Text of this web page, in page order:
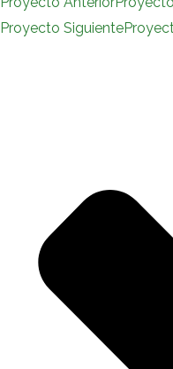
Proyecto Siguiente